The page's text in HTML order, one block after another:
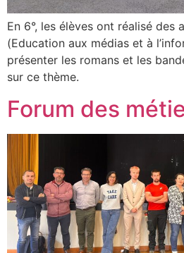
En 6°, les élèves ont réalisé des
(Education aux médias et à
présenter les romans et les
sur ce thème.
Forum des